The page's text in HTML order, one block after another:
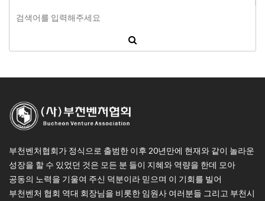
부천벤처협회가 정식으로 출범한 이후 20년만에 현재와 같이 놀라운
성장을 할 수 있었던 것은 모든 분 들이 지혜와 역량을 한데 모아
공동의 노력을 기울여 주신 덕분이라 믿으며 이 기회를 빌어
부천벤처 협회 역대 회장님을 비롯한 임원사 여러분들 그리고 부천시